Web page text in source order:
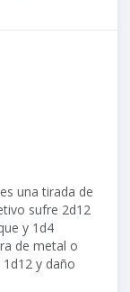
una tirada de
sufre 2d12
y 1d4
de metal o
y daño